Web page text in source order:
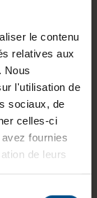
le contenu
relatives aux
Nous
l'utilisation de
sociaux, de
celles-ci
fournies
de leurs
620
usage
pour
pour des
de
permet une
un